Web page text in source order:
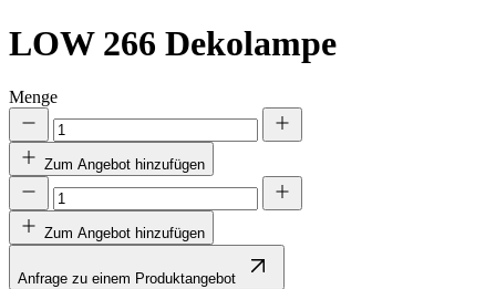
LOW 266 Dekolampe
Menge
Zum Angebot hinzufügen
Zum Angebot hinzufügen
Anfrage zu einem Produktangebot